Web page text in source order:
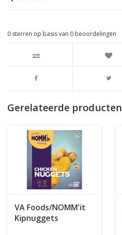
0 sterren op basis van 0 beoordelingen
Gerelateerde producten
VA Foods/NOMM'it
Kipnuggets